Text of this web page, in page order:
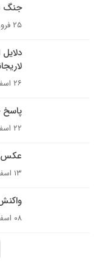
جنگ
۲۵ فروردین ۱۳۹۲
۲۶ اسفند ۱۳۹۱
پاسخ
۲۲ اسفند ۱۳۹۱
عکس:
۱۳ اسفند ۱۳۹۱
۰۸ اسفند ۱۳۹۱